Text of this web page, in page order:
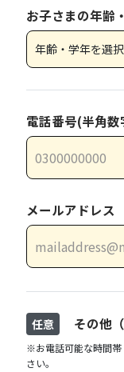
お子さまの年齢
電話番号(半角数
メールアドレス
任意 その他
※お電話可能な時間帯
さい。